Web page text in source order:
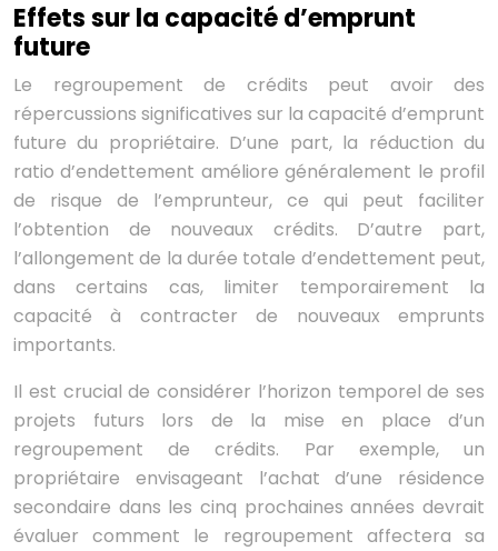
Effets sur la capacité d’emprunt
future
Le regroupement de crédits peut avoir des
répercussions significatives sur la capacité d’emprunt
future du propriétaire. D’une part, la réduction du
ratio d’endettement améliore généralement le profil
de risque de l’emprunteur, ce qui peut faciliter
l’obtention de nouveaux crédits. D’autre part,
l’allongement de la durée totale d’endettement peut,
dans certains cas, limiter temporairement la
capacité à contracter de nouveaux emprunts
importants.
Il est crucial de considérer l’horizon temporel de ses
projets futurs lors de la mise en place d’un
regroupement de crédits. Par exemple, un
propriétaire envisageant l’achat d’une résidence
secondaire dans les cinq prochaines années devrait
évaluer comment le regroupement affectera sa